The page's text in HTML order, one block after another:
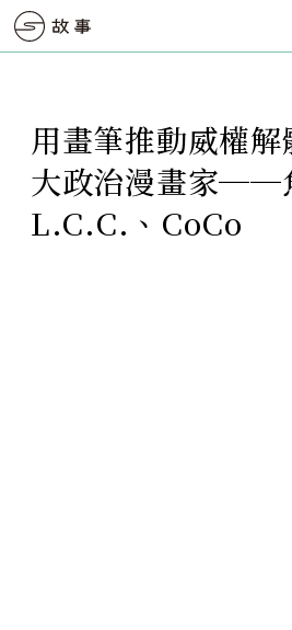
用畫筆推動威權
大政治漫畫家──
L.C.C.、CoCo